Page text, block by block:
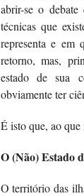
abrir-se o
técnicas que
representa e em
retorno, mas,
estado de sua
obviamente ter
É isto que, ao que
O (Não) Estado
O território das